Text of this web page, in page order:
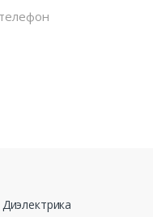
Диэлектрика